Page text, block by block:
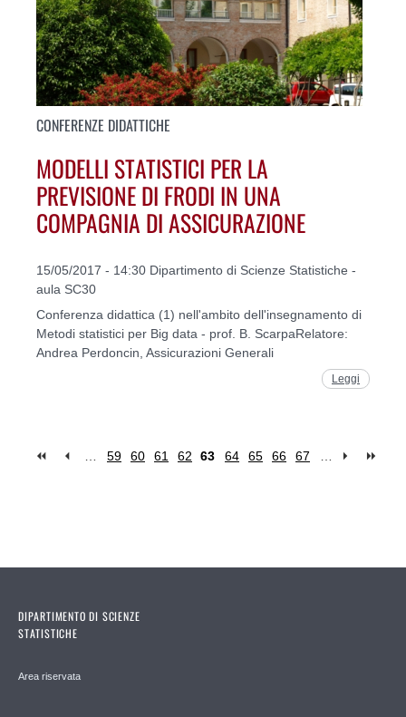
CONFERENZE DIDATTICHE
MODELLI STATISTICI PER LA
PREVISIONE DI FRODI IN UNA
COMPAGNIA DI ASSICURAZIONE
15/05/2017 - 14:30 Dipartimento di Scienze Statistiche -
aula SC30
Conferenza didattica (1) nell'ambito dell'insegnamento di
Metodi statistici per Big data - prof. B. ScarpaRelatore:
Andrea Perdoncin, Assicurazioni Generali
Leggi
59 60 61 62 63 64 65 66 67
DIPARTIMENTO DI SCIENZE
STATISTICHE
Area riservata